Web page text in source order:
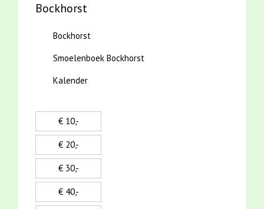
Bockhorst
Bockhorst
Smoelenboek Bockhorst
Kalender
€ 10,-
€ 20,-
€ 30,-
€ 40,-